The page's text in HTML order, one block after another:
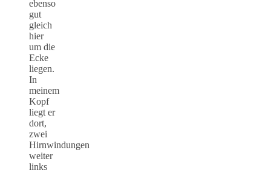
ebenso
gut
gleich
hier
um die
Ecke
liegen.
In
meinem
Kopf
liegt er
dort,
zwei
Hirnwindungen
weiter
links